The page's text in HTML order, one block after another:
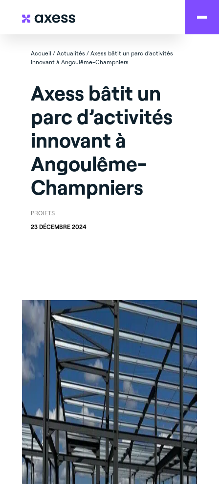
Accueil / Actualités / Axess bâtit un parc d’activités
innovant à Angoulême-Champniers
Axess bâtit un
parc d’activités
innovant à
Angoulême-
Champniers
PROJETS
23 DÉCEMBRE 2024